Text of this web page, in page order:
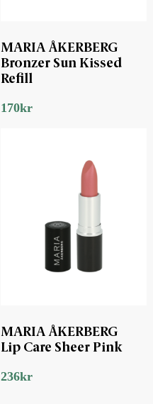
MARIA ÅKERBERG
Bronzer Sun Kissed
Refill
170kr
MARIA ÅKERBERG
Lip Care Sheer Pink
236kr